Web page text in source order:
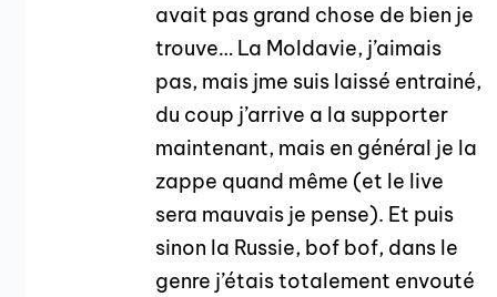
avait pas grand chose de bien je
trouve… La Moldavie, j’aimais
pas, mais jme suis laissé entrainé,
du coup j’arrive a la supporter
maintenant, mais en général je la
zappe quand même (et le live
sera mauvais je pense). Et puis
sinon la Russie, bof bof, dans le
genre j’étais totalement envouté